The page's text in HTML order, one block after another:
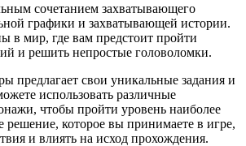
сочетанием захватывающего
графики и захватывающей истории.
в мир, где вам предстоит пройти
и решить непростые головоломки.
предлагает свои уникальные задания и
использовать различные
чтобы пройти уровень наиболее
которое вы принимаете в игре,
и влиять на исход прохождения.